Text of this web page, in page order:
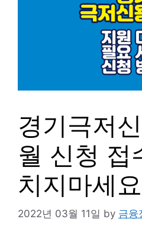
경기극저
월 신청 접
치지마세요
2022년 03월 11일 by 금융